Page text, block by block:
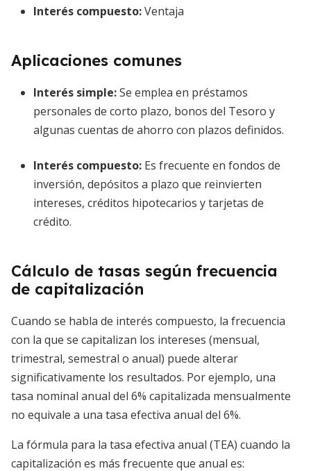
Interés compuesto:Ventaja
Aplicaciones comunes
Interés simple:Se emplea en préstamos
personales de corto plazo, bonos del Tesoro y
algunas cuentas de ahorro con plazos definidos.
Interés compuesto: Es frecuente en fondos de
inversión, depósitos a plazo que reinvierten
intereses, créditos hipotecarios y tarjetas de
crédito.
Cálculo de tasas según frecuencia
de capitalización
Cuando se habla de interés compuesto, la frecuencia
con la que se capitalizan los intereses (mensual,
trimestral, semestral o anual) puede alterar
significativamente los resultados. Por ejemplo, una
tasa nominal anual del 6% capitalizada mensualmente
no equivale a una tasa efectiva anual del 6%.
La fórmula para la tasa efectiva anual (TEA) cuando la
capitalización es más frecuente que anual es: